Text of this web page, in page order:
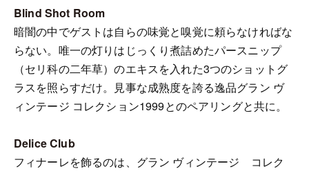
Blind Shot Room
暗闇の中でゲストは自らの味覚と嗅覚に頼らなければな
らない。唯一の灯りはじっくり煮詰めたパースニップ
（セリ科の二年草）のエキスを入れた3つのショットグ
ラスを照らすだけ。見事な成熟度を誇る逸品グラン ヴ
ィンテージ コレクション1999とのペアリングと共に。
Delice Club
フィナーレを飾るのは、グラン ヴィンテージ コレク